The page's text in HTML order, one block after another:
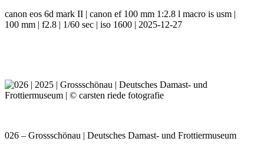
canon eos 6d mark II | canon ef 100 mm 1:2.8 l macro is usm |
100 mm | f2.8 | 1/60 sec | iso 1600 | 2025-12-27
026 – Grossschönau | Deutsches Damast- und Frottiermuseum